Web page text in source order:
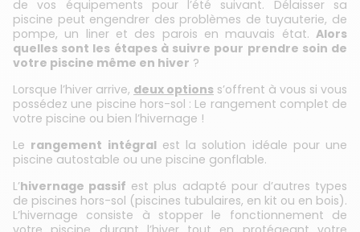
de vos équipements pour l’été suivant. Délaisser sa
piscine peut engendrer des problèmes de tuyauterie, de
pompe, un liner et des parois en mauvais état. Alors
quelles sont les étapes à suivre pour prendre soin de
votre piscine même en hiver ?
Lorsque l’hiver arrive, deux options s’offrent à vous si vous
possédez une piscine hors-sol : Le rangement complet de
votre piscine ou bien l’hivernage !
Le rangement intégralest la solution idéale pour une
piscine autostable ou une piscine gonflable.
L’hivernage passif est plus adapté pour d’autres types
de piscines hors-sol (piscines tubulaires, en kit ou en bois).
L’hivernage consiste à stopper le fonctionnement de